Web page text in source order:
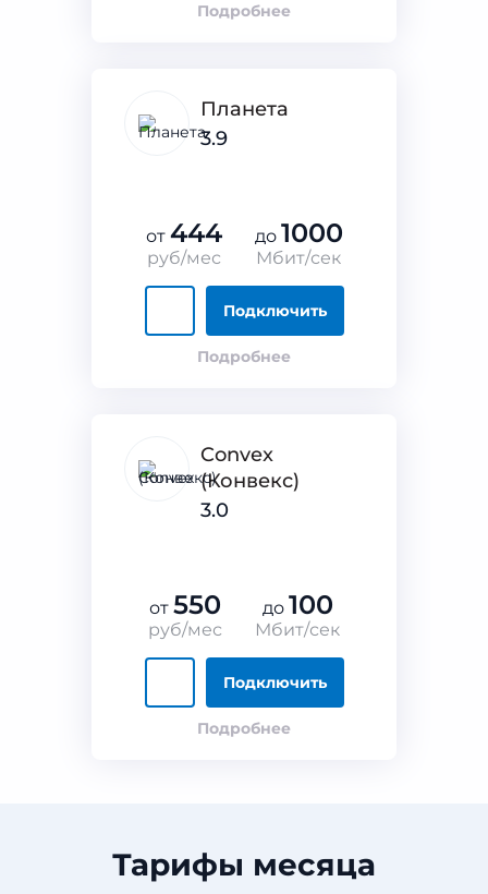
Подробнее
Планета
3.9
от 444
руб/мес
до 1000
Мбит/сек
Подключить
Подробнее
Convex
(Конвекс)
3.0
от 550
руб/мес
до 100
Мбит/сек
Подключить
Подробнее
Тарифы месяца